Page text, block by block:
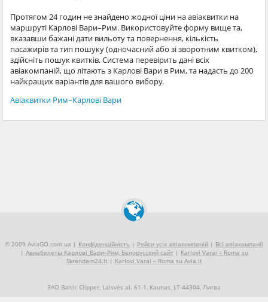
Протягом 24 годин не знайдено жодної ціни на авіаквитки на
маршруті Карлові Вари–Рим. Використовуйте форму вище та,
вказавши бажані дати вильоту та повернення, кількість
пасажирів та тип пошуку (одночасний або зі зворотним квитком),
здійсніть пошук квитків. Система перевірить дані всіх
авіакомпаній, що літають з Карлові Вари в Рим, та надасть до 200
найкращих варіантів для вашого вибору.
Авіаквитки Рим–Карлові Вари
© 2009 AviaGO.com.ua | Конфіденційність | Рейси усіх авіакомпаній | Всі авіакомпанії
| Авиабилеты Карлові_Вари–Рим, Белорусский сайт| Karlovi Varai – Roma su
Skrendam24.lt | Karlovi Varai – Roma su Avia.lt
ЗАО Baltic Clipper, Laisvės al. 61-1, Kaunas, LT-44304, Литва